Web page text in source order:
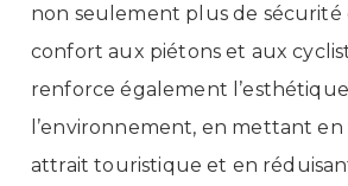
non seulement plus de sécurité
confort aux piétons et aux
renforce également
l’environnement, en mettant en
attrait touristique et en